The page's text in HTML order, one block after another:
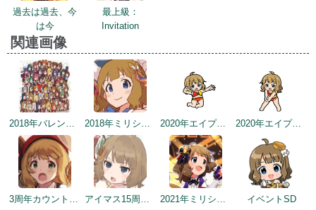
過去は過去、今
は今
最上級：
Invitation
関連画像
2018年バレンタインデー公式ツイート 2018年ミリシタ感謝祭 2020年エイプリルフールネタ 2020年エイプリルフールネタ
3周年カウントダウンイラスト アイマス15周年記念 2021年ミリシタ4周年トップ画面 イベントSD